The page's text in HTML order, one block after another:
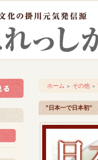
ホーム ＞ その他 ＞
”日本一で日本初